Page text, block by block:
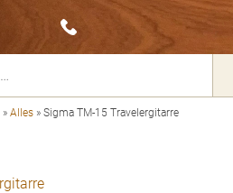
»Alles »Sigma TM-15 Travelergitarre